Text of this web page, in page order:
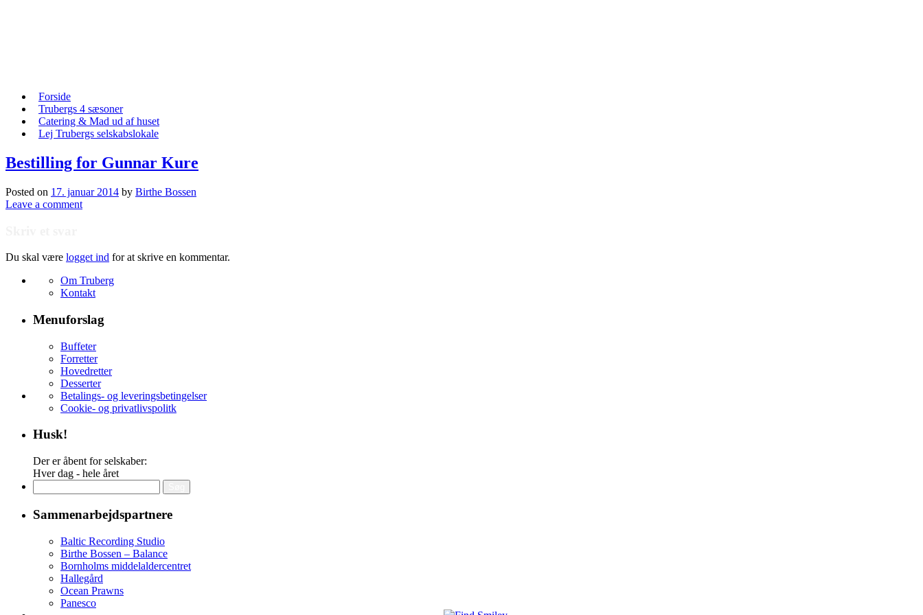
Skip
content
Forside
Trubergs 4 sæsoner
Catering & Mad ud af huset
Lej Trubergs selskabslokale
Bestilling for Gunnar Kure
Posted on 17. januar 2014 by Birthe Bossen
Leave a comment
Du skal være logget ind for at skrive en kommentar.
Om Truberg
Kontakt
Menuforslag
Buffeter
Forretter
Hovedretter
Desserter
Betalings- og leveringsbetingelser
Cookie- og privatlivspolitk
Husk!
Der er åbent for selskaber:
Hver dag - hele året
efter:
Sammenarbejdspartnere
Baltic Recording Studio
Birthe Bossen – Balance
Bornholms middelaldercentret
Hallegård
Ocean Prawns
Panesco